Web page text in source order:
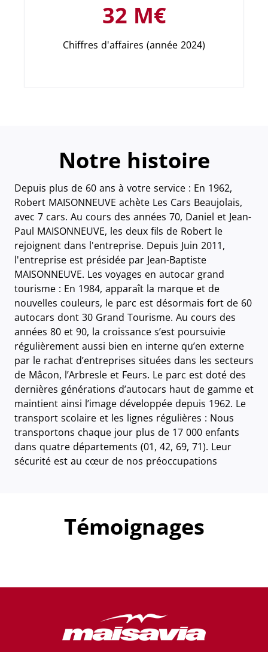
32 M€
Chiffres d'affaires (année 2024)
Notre histoire
Depuis plus de 60 ans à votre service : En 1962,
Robert MAISONNEUVE achète Les Cars Beaujolais,
avec 7 cars. Au cours des années 70, Daniel et Jean-
Paul MAISONNEUVE, les deux fils de Robert le
rejoignent dans l'entreprise. Depuis Juin 2011,
l'entreprise est présidée par Jean-Baptiste
MAISONNEUVE. Les voyages en autocar grand
tourisme : En 1984, apparaît la marque et de
nouvelles couleurs, le parc est désormais fort de 60
autocars dont 30 Grand Tourisme. Au cours des
années 80 et 90, la croissance s’est poursuivie
régulièrement aussi bien en interne qu’en externe
par le rachat d’entreprises situées dans les secteurs
de Mâcon, l’Arbresle et Feurs. Le parc est doté des
dernières générations d’autocars haut de gamme et
maintient ainsi l’image développée depuis 1962. Le
transport scolaire et les lignes régulières : Nous
transportons chaque jour plus de 17 000 enfants
dans quatre départements (01, 42, 69, 71). Leur
sécurité est au cœur de nos préoccupations
Témoignages